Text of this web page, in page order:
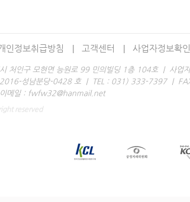
인정보취급방침 고객센터 사업자정보확인
처인구 모현면 능원로 99 민의빌딩 1층 104호 | 사업
2016-성남분당-0428 호 | TEL : 031) 333-7397 |
메일 : fwfw32@hanmail.net
reserved